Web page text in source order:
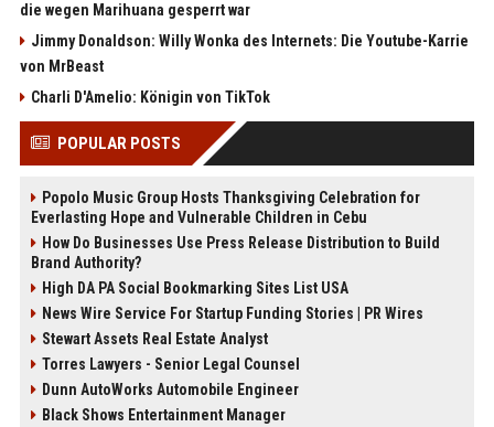
die wegen Marihuana gesperrt war
Jimmy Donaldson: Willy Wonka des Internets: Die Youtube-Karrie
von MrBeast
Charli D'Amelio: Königin von TikTok
POPULAR POSTS
Popolo Music Group Hosts Thanksgiving Celebration for
Everlasting Hope and Vulnerable Children in Cebu
How Do Businesses Use Press Release Distribution to Build
Brand Authority?
High DA PA Social Bookmarking Sites List USA
News Wire Service For Startup Funding Stories | PR Wires
Stewart Assets Real Estate Analyst
Torres Lawyers - Senior Legal Counsel
Dunn AutoWorks Automobile Engineer
Black Shows Entertainment Manager